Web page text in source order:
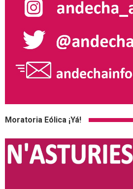
Moratoria Eólica ¡Yá!